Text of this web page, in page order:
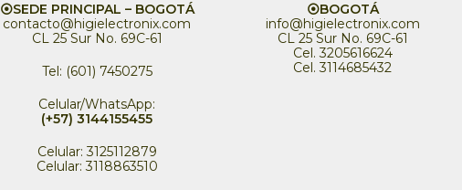
⦿SEDE PRINCIPAL – BOGOTÁ
contacto@higielectronix.com
CL 25 Sur No. 69C-61
Tel: (601) 7450275
Celular/WhatsApp:
(+57) 3144155455
Celular: 3125112879
Celular: 3118863510
⦿BOGOTÁ
info@higielectronix.com
CL 25 Sur No. 69C-61
Cel. 3205616624
Cel. 3114685432